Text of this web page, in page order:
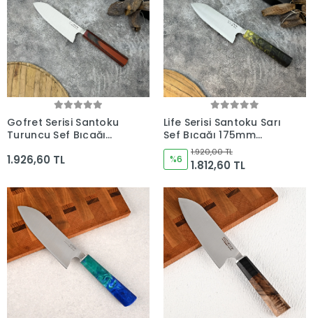
Gofret Serisi Santoku
Turuncu Şef Bıçağı
Kocakaya Bıçakları
1.926,60 TL
Life Serisi Santoku Sarı
Şef Bıçağı 175mm
Namlu - Kocakaya
Bıçakları
%6
1.920,00 TL
1.812,60 TL